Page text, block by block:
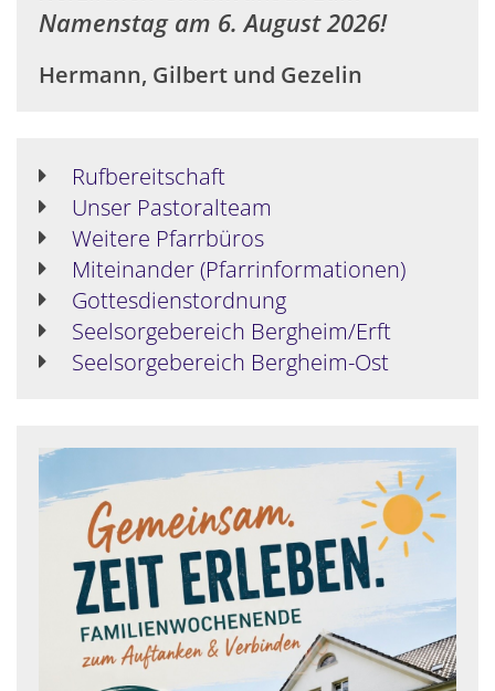
Namenstag am 6. August 2026!
Hermann, Gilbert und Gezelin
Rufbereitschaft
Unser Pastoralteam
Weitere Pfarrbüros
Miteinander (Pfarrinformationen)
Gottesdienstordnung
Seelsorgebereich Bergheim/Erft
Seelsorgebereich Bergheim-Ost